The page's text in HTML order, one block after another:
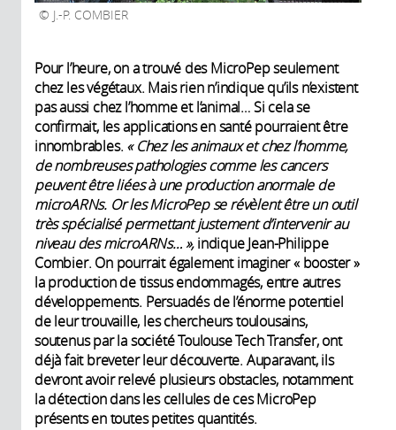
J.-P. COMBIER
Pour l’heure, on a trouvé des MicroPep seulement
chez les végétaux. Mais rien n’indique qu’ils n’existent
pas aussi chez l’homme et l’animal… Si cela se
confirmait, les applications en santé pourraient être
innombrables. « Chez les animaux et chez l’homme,
de nombreuses pathologies comme les cancers
peuvent être liées à une production anormale de
microARNs. Or les MicroPep se révèlent être un outil
très spécialisé permettant justement d’intervenir au
niveau des microARNs… »,indique Jean-Philippe
Combier. On pourrait également imaginer « booster »
la production de tissus endommagés, entre autres
développements. Persuadés de l’énorme potentiel
de leur trouvaille, les chercheurs toulousains,
soutenus par la société Toulouse Tech Transfer, ont
déjà fait breveter leur découverte. Auparavant, ils
devront avoir relevé plusieurs obstacles, notamment
la détection dans les cellules de ces MicroPep
présents en toutes petites quantités.